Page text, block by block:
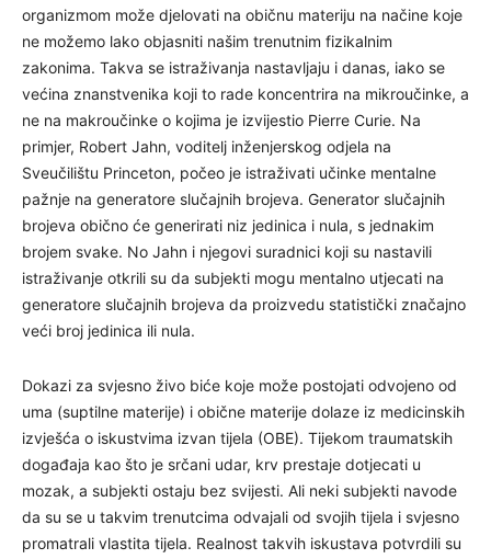
organizmom može djelovati na običnu materiju na načine koje
ne možemo lako objasniti našim trenutnim fizikalnim
zakonima. Takva se istraživanja nastavljaju i danas, iako se
većina znanstvenika koji to rade koncentrira na mikroučinke, a
ne na makroučinke o kojima je izvijestio Pierre Curie. Na
primjer, Robert Jahn, voditelj inženjerskog odjela na
Sveučilištu Princeton, počeo je istraživati učinke mentalne
pažnje na generatore slučajnih brojeva. Generator slučajnih
brojeva obično će generirati niz jedinica i nula, s jednakim
brojem svake. No Jahn i njegovi suradnici koji su nastavili
istraživanje otkrili su da subjekti mogu mentalno utjecati na
generatore slučajnih brojeva da proizvedu statistički značajno
veći broj jedinica ili nula.
Dokazi za svjesno živo biće koje može postojati odvojeno od
uma (suptilne materije) i obične materije dolaze iz medicinskih
izvješća o iskustvima izvan tijela (OBE). Tijekom traumatskih
događaja kao što je srčani udar, krv prestaje dotjecati u
mozak, a subjekti ostaju bez svijesti. Ali neki subjekti navode
da su se u takvim trenutcima odvajali od svojih tijela i svjesno
promatrali vlastita tijela. Realnost takvih iskustava potvrdili su